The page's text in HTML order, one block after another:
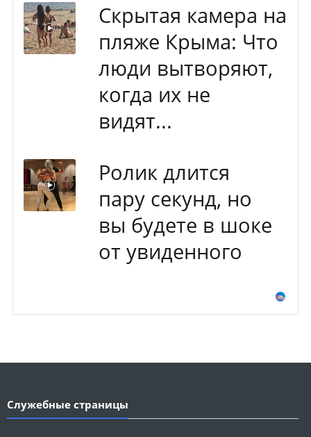
Скрытая камера на
пляже Крыма: Что
люди вытворяют,
когда их не
видят...
Ролик длится
пару секунд, но
вы будете в шоке
от увиденного
Служебные страницы